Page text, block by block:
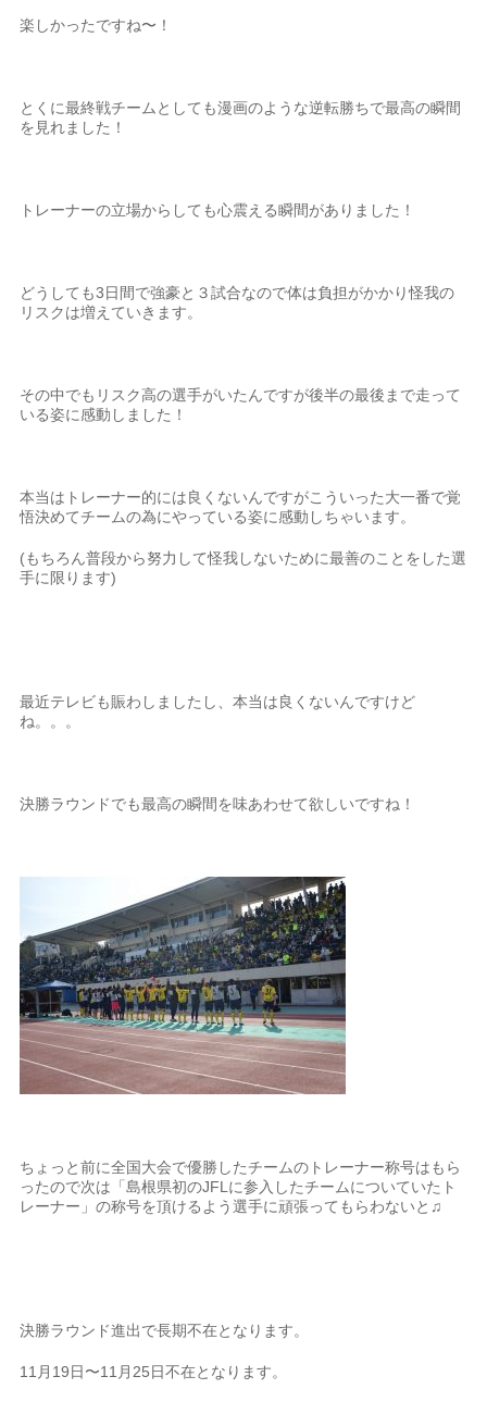
楽しかったですね〜！
とくに最終戦チームとしても漫画のような逆転勝ちで最高の瞬間
を見れました！
トレーナーの立場からしても心震える瞬間がありました！
どうしても3日間で強豪と３試合なので体は負担がかかり怪我の
リスクは増えていきます。
その中でもリスク高の選手がいたんですが後半の最後まで走って
いる姿に感動しました！
本当はトレーナー的には良くないんですがこういった大一番で覚
悟決めてチームの為にやっている姿に感動しちゃいます。
(もちろん普段から努力して怪我しないために最善のことをした選
手に限ります)
最近テレビも賑わしましたし、本当は良くないんですけど
ね。。。
決勝ラウンドでも最高の瞬間を味あわせて欲しいですね！
ちょっと前に全国大会で優勝したチームのトレーナー称号はもら
ったので次は「島根県初のJFLに参入したチームについていたト
レーナー」の称号を頂けるよう選手に頑張ってもらわないと♫
決勝ラウンド進出で長期不在となります。
11月19日〜11月25日不在となります。